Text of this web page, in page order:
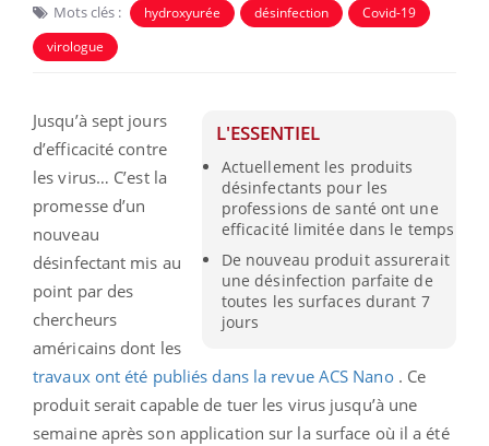
Mots clés : hydroxyurée désinfection
Covid-19
virologue
L'ESSENTIEL
Actuellement les produits
désinfectants pour les
professions de santé ont une
efficacité limitée dans le temps
De nouveau produit assurerait
une désinfection parfaite de
toutes les surfaces durant 7
jours
Jusqu’à sept jours
d’efficacité contre
les virus… C’est la
promesse d’un
nouveau
désinfectant mis au
point par des
chercheurs
américains dont les
travaux ont été publiés dans la revue ACS Nano . Ce
produit serait capable de tuer les virus jusqu’à une
semaine après son application sur la surface où il a été